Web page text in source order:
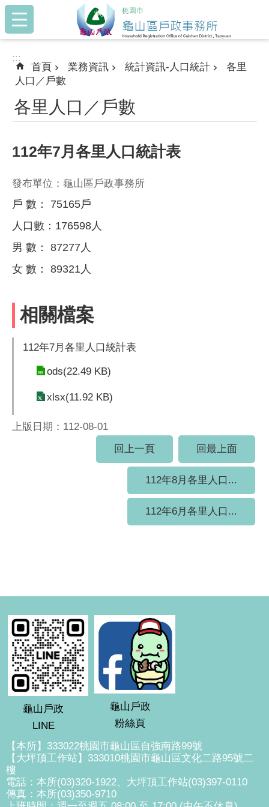
跳到主要內容區塊
:::
:::
首頁 業務資訊 統計資訊-人口統計
各里
人口／戶數
各里人口／戶數
112年7月各里人口統計表
發布單位：龜山區戶政事務所
戶 數： 75165戶
人口數：176598人
男 數： 87277人
女 數： 89321人
相關檔案
112年7月各里人口統計表
ods(22.49 KB)
xlsx(11.92 KB)
上版日期：112-08-01
回上一頁
回最上面
112年8月各里人口...
112年6月各里人口...
:::
龜山戶政
LINE
龜山戶政
粉絲頁
【本所】333022桃園市龜山區自強南路99號
【大坪頂工作站】333010桃園市龜山區文化二路95號二
樓
電話：本所(03)320-1922、大坪頂工作站(03)397-0110
傳真：本所(03)350-9710